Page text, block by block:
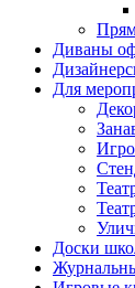
Диваны
Для
Доски